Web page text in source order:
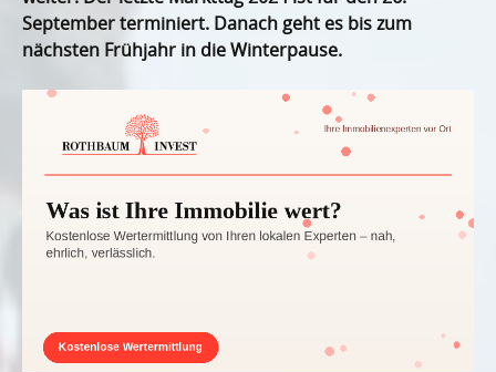
September terminiert. Danach geht es bis zum
nächsten Frühjahr in die Winterpause.